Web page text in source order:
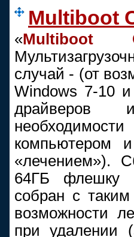
Multiboot
«Multiboot
случай - (от
Windows 7-10
драйверов
компьютером
«лечением»).
64ГБ флешку
собран с
возможности
при удалении